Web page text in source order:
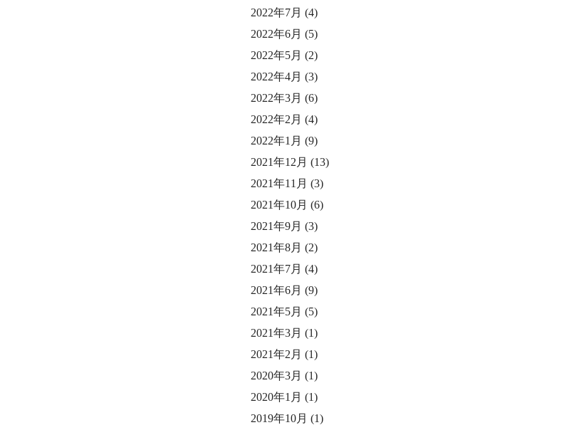
2022年7月 (4)
2022年6月 (5)
2022年5月 (2)
2022年4月 (3)
2022年3月 (6)
2022年2月 (4)
2022年1月 (9)
2021年12月 (13)
2021年11月 (3)
2021年10月 (6)
2021年9月 (3)
2021年8月 (2)
2021年7月 (4)
2021年6月 (9)
2021年5月 (5)
2021年3月 (1)
2021年2月 (1)
2020年3月 (1)
2020年1月 (1)
2019年10月 (1)